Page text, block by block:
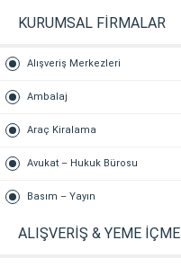
KURUMSAL FİRMALAR
Alışveriş Merkezleri
Ambalaj
Araç Kiralama
Avukat – Hukuk Bürosu
Basım – Yayın
ALIŞVERİŞ & YEME İÇME